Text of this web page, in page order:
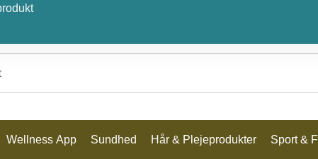
Wellness App Sundhed Hår & Plejeprodukter Sport &